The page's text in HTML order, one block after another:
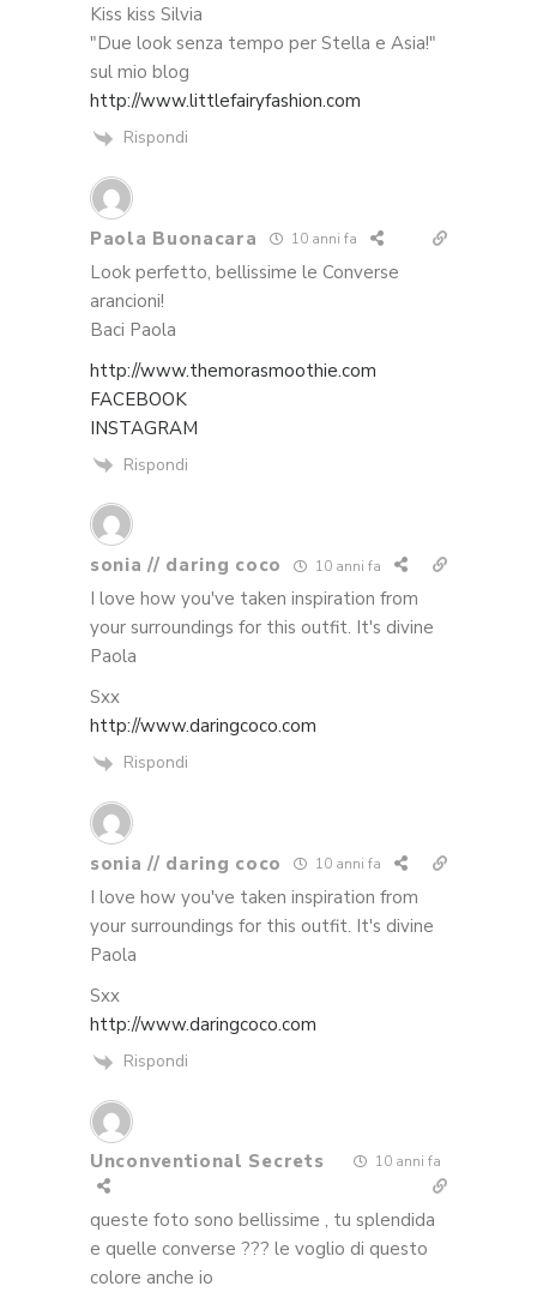
Kiss kiss Silvia
"Due look senza tempo per Stella e Asia!"
sul mio blog
http://www.littlefairyfashion.com
Rispondi
Paola Buonacara 10 anni fa
Look perfetto, bellissime le Converse
arancioni!
Baci Paola
http://www.themorasmoothie.com
FACEBOOK
INSTAGRAM
Rispondi
sonia // daring coco 10 anni fa
I love how you've taken inspiration from
your surroundings for this outfit. It's divine
Paola
Sxx
http://www.daringcoco.com
Rispondi
sonia // daring coco 10 anni fa
I love how you've taken inspiration from
your surroundings for this outfit. It's divine
Paola
Sxx
http://www.daringcoco.com
Rispondi
Unconventional Secrets 10 anni fa
queste foto sono bellissime , tu splendida
e quelle converse ??? le voglio di questo
colore anche io